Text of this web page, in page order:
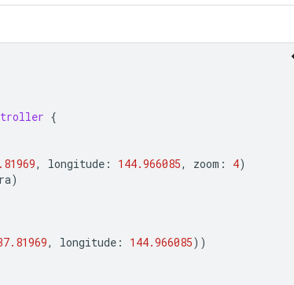
{
, longitude : 144.966085, zoom : 4)
)
, longitude : 144.966085))